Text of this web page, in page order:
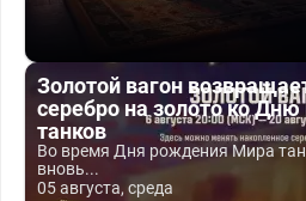
Золотой вагон
серебро на золото ко
танков
Во время Дня рождения Мира
вновь...
05 августа, среда